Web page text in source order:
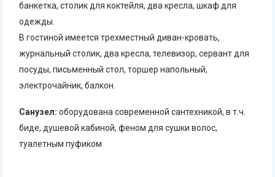
банкетка, столик для коктейля, два кресла, шкаф для
одежды.
В гостиной имеется трехместный диван-кровать,
журнальный столик, два кресла, телевизор, сервант для
посуды, письменный стол, торшер напольный,
электрочайник, балкон.
Санузел: оборудована современной сантехникой, в т.ч.
биде, душевой кабиной, феном для сушки волос,
туалетным пуфиком